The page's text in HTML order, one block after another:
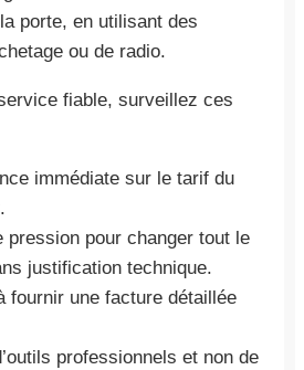
porte, en utilisant des
ou de radio.
fiable, surveillez ces
immédiate sur le tarif du
pression pour changer tout le
justification technique.
fournir une facture détaillée
professionnels et non de